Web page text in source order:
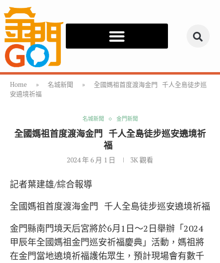
Home » 名城新聞 »
全國媽祖首度渡海金門 千人全島徒步巡
安遶境祈福
名城新聞 金門新聞
全國媽祖首度渡海金門 千人全島徒步巡安遶境祈
福
2024 年 6 月 1 日 3K觀看
記者葉建雄/綜合報導
全國媽祖首度渡海金門 千人全島徒步巡安遶境祈福
金門縣南門境天后宮將於6月1日～2日舉辦「2024
甲辰年全國媽祖金門巡安祈福慶典」活動，媽祖將
在金門當地遶境祈福護佑眾生，預計現場會有數千